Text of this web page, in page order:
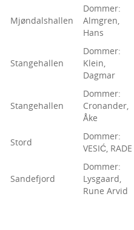
Mjøndalshallen
Dommer:
Almgren,
Hans
Stangehallen
Dommer:
Klein,
Dagmar
Stangehallen
Dommer:
Cronander,
Åke
Stord
Dommer:
VESIĆ, RADE
Sandefjord
Dommer:
Lysgaard,
Rune Arvid